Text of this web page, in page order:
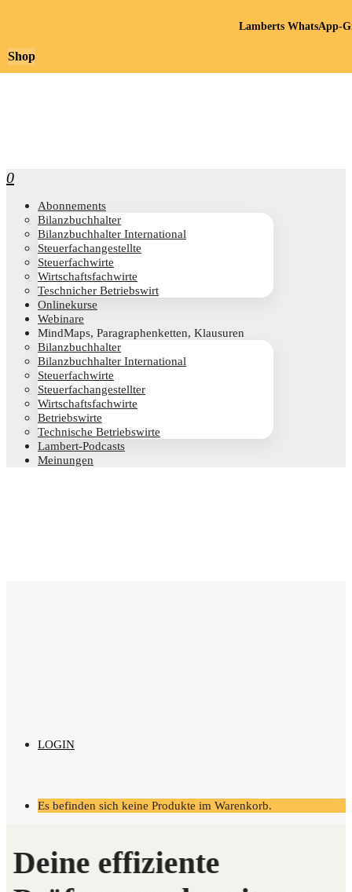
0
Abon­ne­ments
Bilanz­buch­hal­ter
Bilanz­buch­hal­ter International
Steu­er­fach­an­ge­stell­te
Steu­er­fach­wir­te
Wirt­schafts­fach­wir­te
Teschni­cher Betriebswirt
Online­kur­se
Web­i­na­re
Mind­Maps, Para­gra­phen­ket­ten, Klausuren
Bilanz­buch­hal­ter
Bilanz­buch­hal­ter International
Steu­er­fach­wir­te
Steu­er­fach­an­ge­stell­ter
Wirt­schafts­fach­wir­te
Betriebs­wir­te
Tech­ni­sche Betriebswirte
Lam­­bert-Pod­­casts
Mei­nun­gen
LOGIN
Es befinden sich keine Produkte im Warenkorb.
Shop
Lamberts WhatsApp-